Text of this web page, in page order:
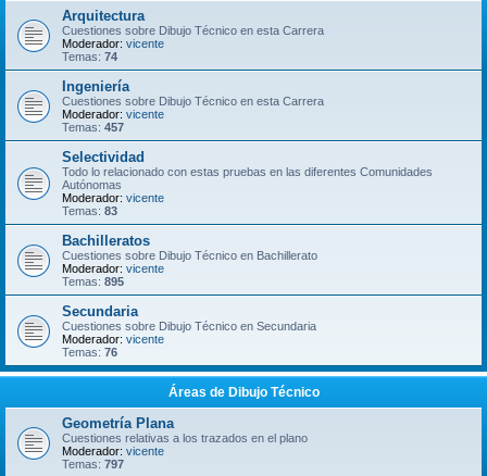
Arquitectura
Cuestiones sobre Dibujo Técnico en esta Carrera
Moderador: vicente
Temas: 74
Ingeniería
Cuestiones sobre Dibujo Técnico en esta Carrera
Moderador: vicente
Temas: 457
Selectividad
Todo lo relacionado con estas pruebas en las diferentes Comunidades
Autónomas
Moderador: vicente
Temas: 83
Bachilleratos
Cuestiones sobre Dibujo Técnico en Bachillerato
Moderador: vicente
Temas: 895
Secundaria
Cuestiones sobre Dibujo Técnico en Secundaria
Moderador: vicente
Temas: 76
Áreas de Dibujo Técnico
Geometría Plana
Cuestiones relativas a los trazados en el plano
Moderador: vicente
Temas: 797